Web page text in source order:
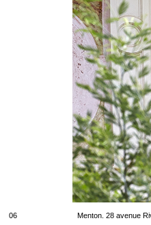
06 Menton. 28 avenue